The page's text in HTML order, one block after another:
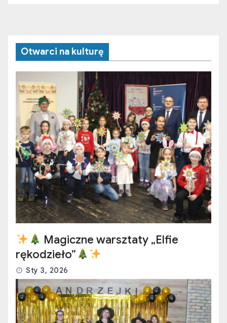
Otwarci na kulturę
Magiczne warsztaty „Elfie
rękodzieło”
Sty 3, 2026